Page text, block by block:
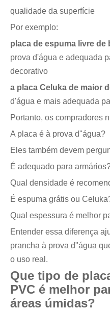
qualidade da superfície
Por exemplo:
placa de espuma livre de
prova d'água e adequada
decorativo
a placa Celuka de maior
d'água e mais adequada
Portanto, os compradores
A placa é à prova d"água?
Eles também devem
É adequado para
Qual densidade é
É espuma grátis ou
Qual espessura é melhor
Entender essa diferença
prancha à prova d"água
o uso real.
Que tipo de
PVC é melhor
áreas úmidas?